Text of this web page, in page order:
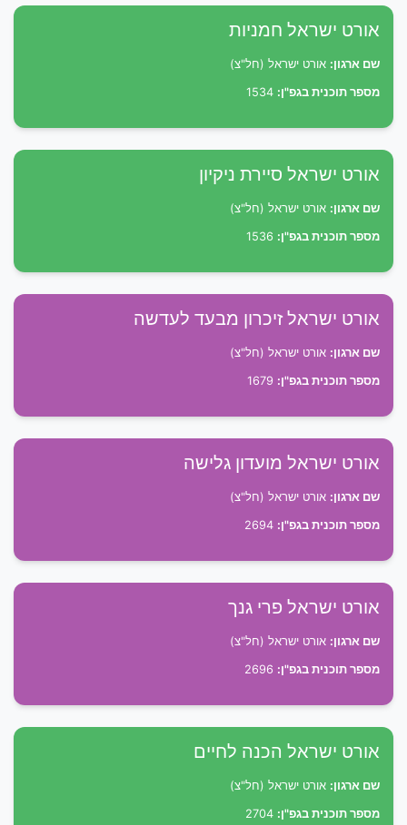
אורט ישראל חמניות
שם ארגון: אורט ישראל (חל"צ)
מספר תוכנית בגפ"ן:
אורט ישראל סיירת ניקיון
שם ארגון: אורט ישראל (חל"צ)
מספר תוכנית בגפ"ן:
אורט ישראל זיכרון מבעד לעדשה
שם ארגון: אורט ישראל (חל"צ)
מספר תוכנית בגפ"ן:
אורט ישראל מועדון גלישה
שם ארגון: אורט ישראל (חל"צ)
מספר תוכנית בגפ"ן:
אורט ישראל פרי גנך
שם ארגון: אורט ישראל (חל"צ)
מספר תוכנית בגפ"ן:
אורט ישראל הכנה לחיים
שם ארגון: אורט ישראל (חל"צ)
מספר תוכנית בגפ"ן: